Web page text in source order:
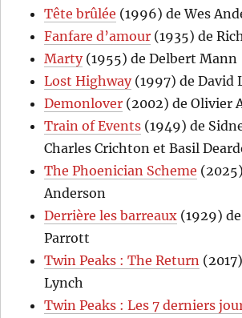
Tête brûlée (1996) de Wes
Fanfare d’amour (1935) de
Marty(1955) de Delbert Mann
Lost Highway(1997) de David
Demonlover (2002) de Olivier
Train of Events (1949) de
Charles Crichton et Basil
The Phoenician Scheme
Anderson
Derrière les barreaux (1929)
Parrott
Twin Peaks : The Return
Lynch
Twin Peaks : Les 7 derniers